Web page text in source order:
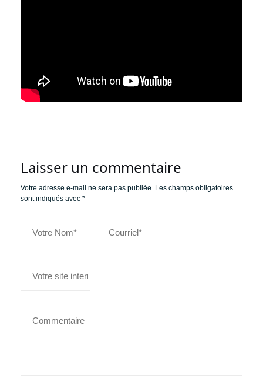
Laisser un commentaire
Votre adresse e-mail ne sera pas publiée. Les champs obligatoires
sont indiqués avec *